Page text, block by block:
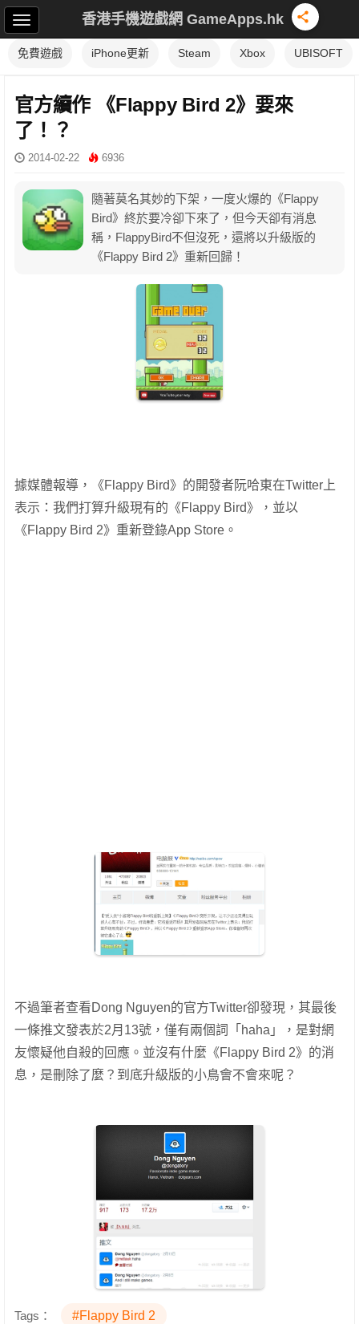
香港手機遊戲網 GameApps.hk
免費遊戲 iPhone更新 Steam Xbox UBISOFT
官方續作 《Flappy Bird 2》要來
了！？
2014-02-22 6936
隨著莫名其妙的下架，一度火爆的《Flappy
Bird》終於要冷卻下來了，但今天卻有消息
稱，FlappyBird不但沒死，還將以升級版的
《Flappy Bird 2》重新回歸！
據媒體報導，《Flappy Bird》的開發者阮哈東在Twitter上
表示：我們打算升級現有的《Flappy Bird》，並以
《Flappy Bird 2》重新登錄App Store。
不過筆者查看Dong Nguyen的官方Twitter卻發現，其最後
一條推文發表於2月13號，僅有兩個詞「haha」，是對網
友懷疑他自殺的回應。並沒有什麼《Flappy Bird 2》的消
息，是刪除了麼？到底升級版的小鳥會不會來呢？
Tags： #Flappy Bird 2